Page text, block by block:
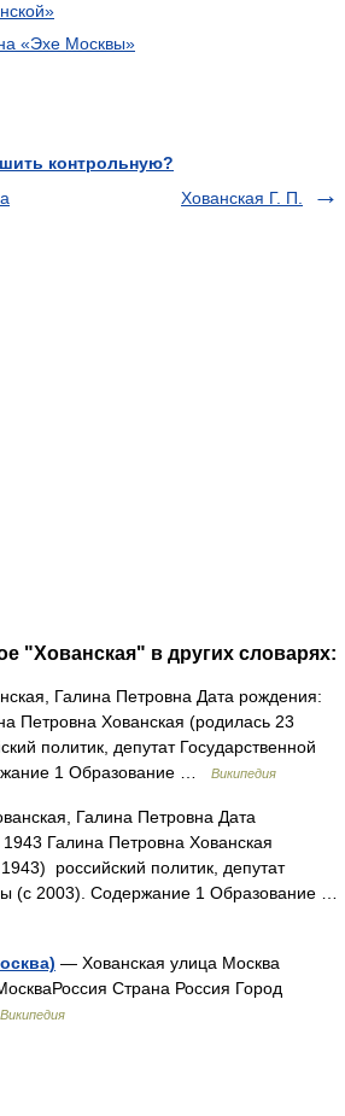
«Эхе Москвы»
контрольную?
Хованская Г. П.
"Хованская" в других словарях:
Галина Петровна Дата рождения:
Петровна Хованская (родилась 23
политик, депутат Государственной
1 Образование …
Википедия
Галина Петровна Дата
Галина Петровна Хованская
российский политик, депутат
(с 2003). Содержание 1 Образование …
— Хованская улица Москва
Страна Россия Город
Википедия